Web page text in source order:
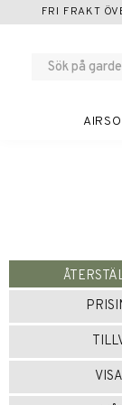
FRI FRAKT
99